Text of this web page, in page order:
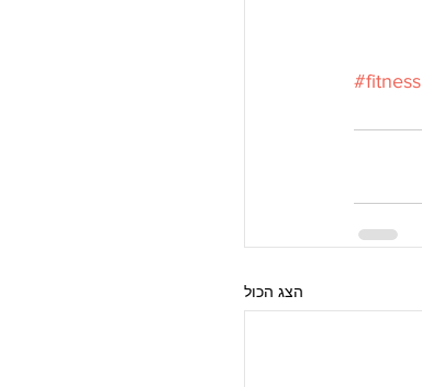
#fitness
הצג הכול